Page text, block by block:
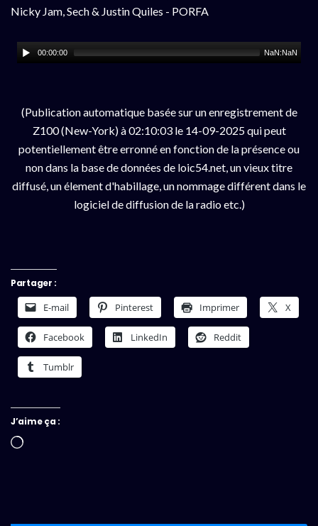
Nicky Jam, Sech & Justin Quiles - PORFA
00:00:00 NaN:NaN
(Publication automatique basée sur un enregistrement de
Z100 (New-York) à 02:10:03 le 14-09-2025 qui peut
potentiellement être erronné en fonction de la présence ou
non dans la base de données de loic54.net, un vieux titre
diffusé, un élement d'habillage, un nommage différent dans le
logiciel de diffusion de la radio etc.)
Partager :
E-mail Pinterest Imprimer X
Facebook LinkedIn Reddit
Tumblr
J’aime ça :
Chargement…